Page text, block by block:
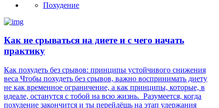
Похудение
Как не срываться на диете и с чего начать
практику
Как похудеть без срывов: принципы устойчивого снижения
веса Чтобы похудеть без срывов, важно воспринимать диету
не как временное ограничение, а как принципы, которые, в
идеале, останутся с тобой на всю жизнь. Разумеется, когда
похудение закончится и ты перейдëшь на этап удержания